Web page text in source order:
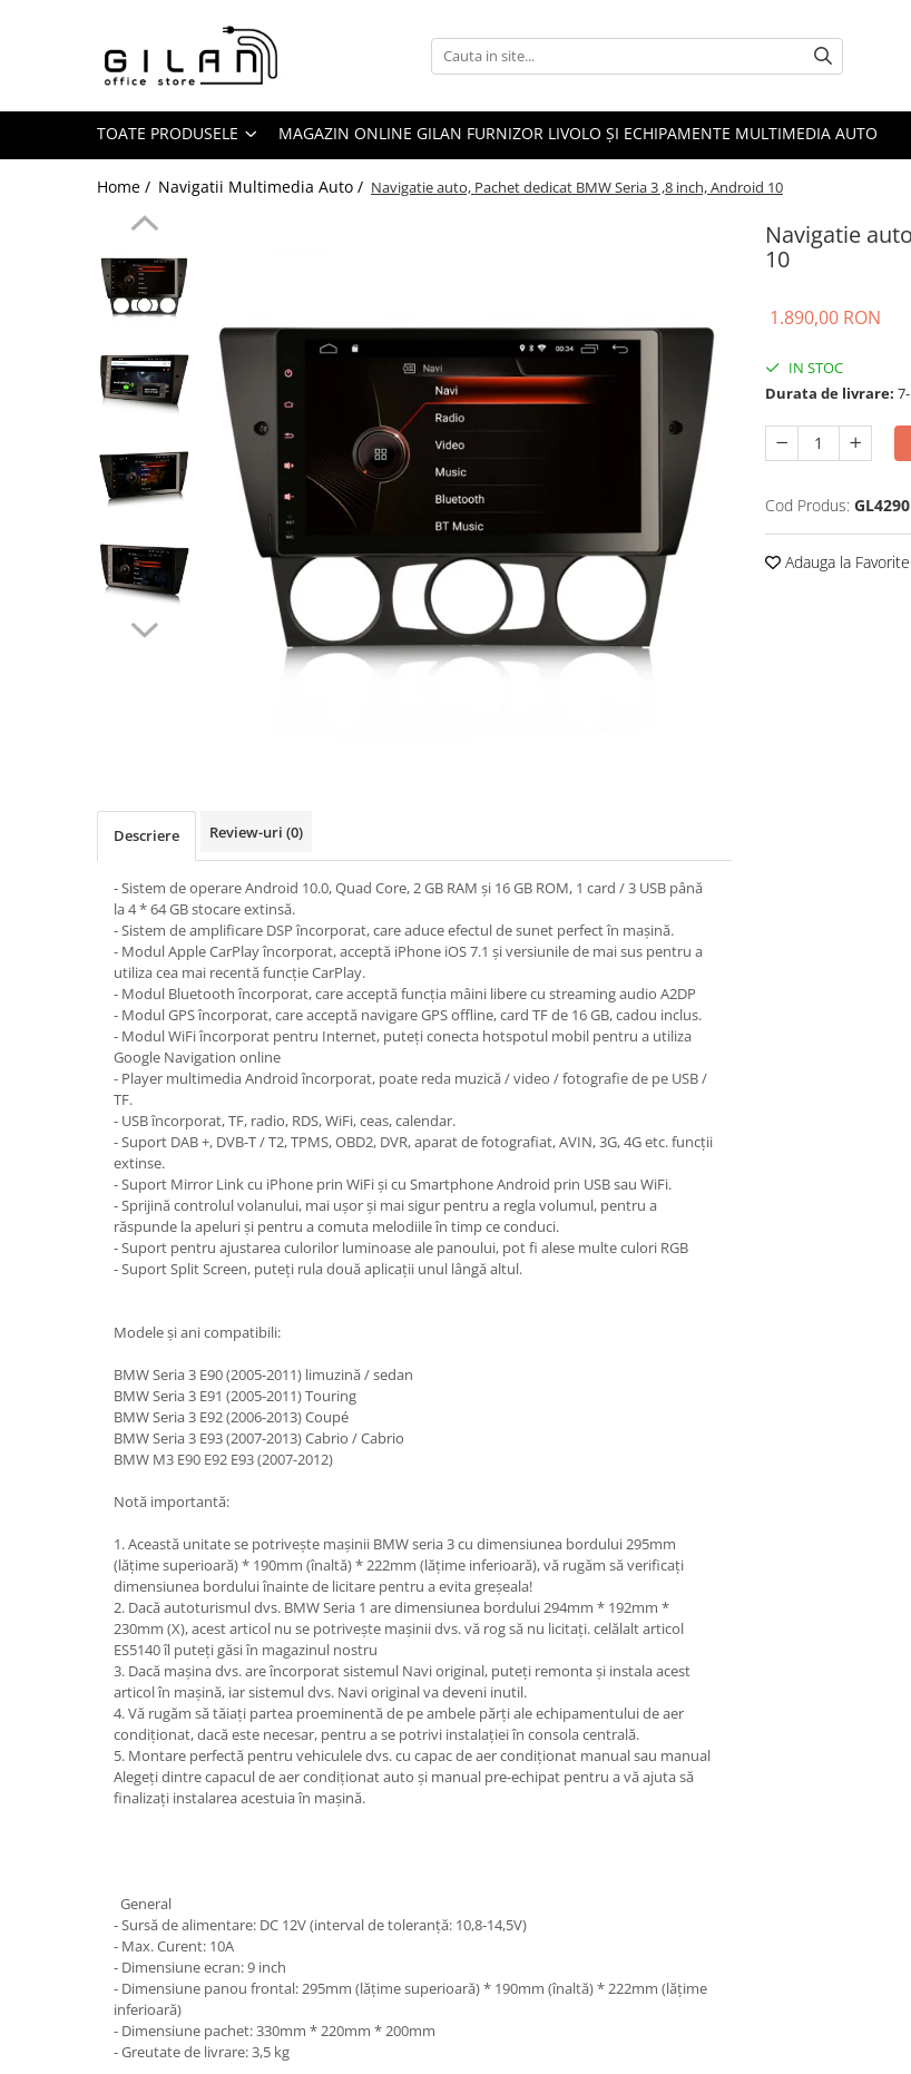
Toate Produsele
Generatia Noua
Standard Italian/ Modular
Intrerupatoare Mecanice
Livolo - Prize
Navigatii Multimedia Auto
Navigatii DEDICATE
Navigatii UNIVERSALE
ALFA ROMEO
JEEP/CHRYSLER/DODGE
OPEL / VAUXHALL
VW/SEAT/SKODA
TOATE PRODUSELE MAGAZIN ONLINE GILAN FURNIZOR LIVOLO ȘI ECHIPAMENTE MULTIMEDIA AUTO
Home / Navigatii Multimedia Auto / Navigatie auto, Pachet dedicat BMW Seria 3 ,8 inch, Android 10
Navigatie
10
1.890,00 RON
IN STOC
Durata de livrare:
Cod Produs:
Adauga la Favorite
Descriere Review-uri (0)
- Sistem de operare Android 10.0, Quad Core, 2 GB RAM și 16 GB ROM, 1 card / 3 USB până
la 4 * 64 GB stocare extinsă.
- Sistem de amplificare DSP încorporat, care aduce efectul de sunet perfect în mașină.
- Modul Apple CarPlay încorporat, acceptă iPhone iOS 7.1 și versiunile de mai sus pentru a
utiliza cea mai recentă funcție CarPlay.
- Modul Bluetooth încorporat, care acceptă funcția mâini libere cu streaming audio A2DP
- Modul GPS încorporat, care acceptă navigare GPS offline, card TF de 16 GB, cadou inclus.
- Modul WiFi încorporat pentru Internet, puteți conecta hotspotul mobil pentru a utiliza
Google Navigation online
- Player multimedia Android încorporat, poate reda muzică / video / fotografie de pe USB /
TF.
- USB încorporat, TF, radio, RDS, WiFi, ceas, calendar.
- Suport DAB +, DVB-T / T2, TPMS, OBD2, DVR, aparat de fotografiat, AVIN, 3G, 4G etc. funcții
extinse.
- Suport Mirror Link cu iPhone prin WiFi și cu Smartphone Android prin USB sau WiFi.
- Sprijină controlul volanului, mai ușor și mai sigur pentru a regla volumul, pentru a
răspunde la apeluri și pentru a comuta melodiile în timp ce conduci.
- Suport pentru ajustarea culorilor luminoase ale panoului, pot fi alese multe culori RGB
- Suport Split Screen, puteți rula două aplicații unul lângă altul.
Modele și ani compatibili:
BMW Seria 3 E90 (2005-2011) limuzină / sedan
BMW Seria 3 E91 (2005-2011) Touring
BMW Seria 3 E92 (2006-2013) Coupé
BMW Seria 3 E93 (2007-2013) Cabrio / Cabrio
BMW M3 E90 E92 E93 (2007-2012)
Notă importantă:
1. Această unitate se potrivește mașinii BMW seria 3 cu dimensiunea bordului 295mm
(lățime superioară) * 190mm (înaltă) * 222mm (lățime inferioară), vă rugăm să verificați
dimensiunea bordului înainte de licitare pentru a evita greșeala!
2. Dacă autoturismul dvs. BMW Seria 1 are dimensiunea bordului 294mm * 192mm *
230mm (X), acest articol nu se potrivește mașinii dvs. vă rog să nu licitați. celălalt articol
ES5140 îl puteți găsi în magazinul nostru
3. Dacă mașina dvs. are încorporat sistemul Navi original, puteți remonta și instala acest
articol în mașină, iar sistemul dvs. Navi original va deveni inutil.
4. Vă rugăm să tăiați partea proeminentă de pe ambele părți ale echipamentului de aer
condiționat, dacă este necesar, pentru a se potrivi instalației în consola centrală.
5. Montare perfectă pentru vehiculele dvs. cu capac de aer condiționat manual sau manual
Alegeți dintre capacul de aer condiționat auto și manual pre-echipat pentru a vă ajuta să
finalizați instalarea acestuia în mașină.
General
- Sursă de alimentare: DC 12V (interval de toleranță: 10,8-14,5V)
- Max. Curent: 10A
- Dimensiune ecran: 9 inch
- Dimensiune panou frontal: 295mm (lățime superioară) * 190mm (înaltă) * 222mm (lățime
inferioară)
- Dimensiune pachet: 330mm * 220mm * 200mm
- Greutate de livrare: 3,5 kg